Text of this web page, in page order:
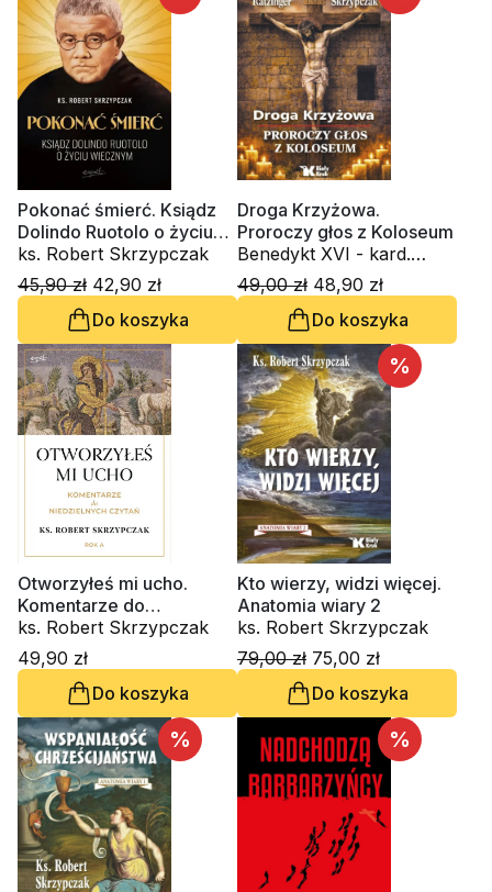
Pokonać śmierć. Ksiądz
Dolindo Ruotolo o życiu
wiecznym
ks. Robert Skrzypczak
45,90 zł 42,90 zł
Do koszyka
Droga Krzyżowa.
Proroczy głos z Koloseum
Benedykt XVI - kard.
Joseph Ratzinger, ks.
Robert Skrzypczak
49,00 zł 48,90 zł
Do koszyka
Otworzyłeś mi ucho.
Komentarze do
niedzielnych czytań. Rok
A
ks. Robert Skrzypczak
49,90 zł
Do koszyka
%
Kto wierzy, widzi więcej.
Anatomia wiary 2
ks. Robert Skrzypczak
79,00 zł 75,00 zł
Do koszyka
% %